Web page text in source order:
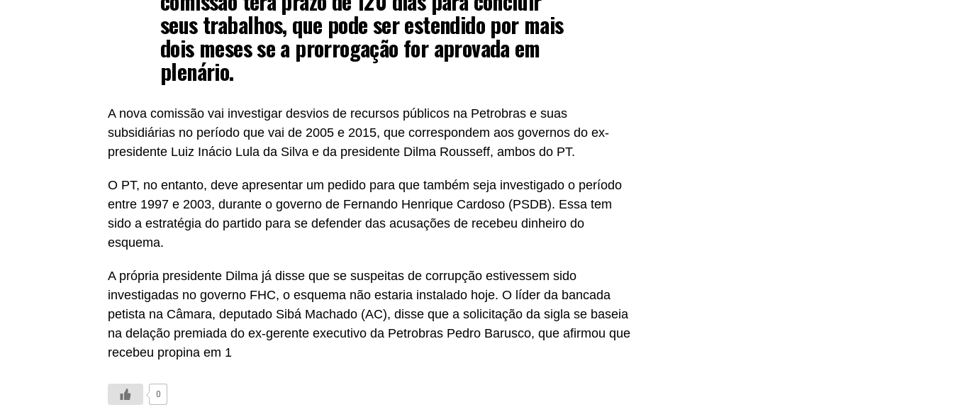
seus trabalhos, que pode ser estendido por mais
dois meses se a prorrogação for aprovada em
plenário.
A nova comissão vai investigar desvios de recursos públicos na Petrobras e suas
subsidiárias no período que vai de 2005 e 2015, que correspondem aos governos do ex-
presidente Luiz Inácio Lula da Silva e da presidente Dilma Rousseff, ambos do PT.
O PT, no entanto, deve apresentar um pedido para que também seja investigado o período
entre 1997 e 2003, durante o governo de Fernando Henrique Cardoso (PSDB). Essa tem
sido a estratégia do partido para se defender das acusações de recebeu dinheiro do
esquema.
A própria presidente Dilma já disse que se suspeitas de corrupção estivessem sido
investigadas no governo FHC, o esquema não estaria instalado hoje. O líder da bancada
petista na Câmara, deputado Sibá Machado (AC), disse que a solicitação da sigla se baseia
na delação premiada do ex-gerente executivo da Petrobras Pedro Barusco, que afirmou que
recebeu propina em 1
0